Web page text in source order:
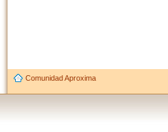
Comunidad Aproxima